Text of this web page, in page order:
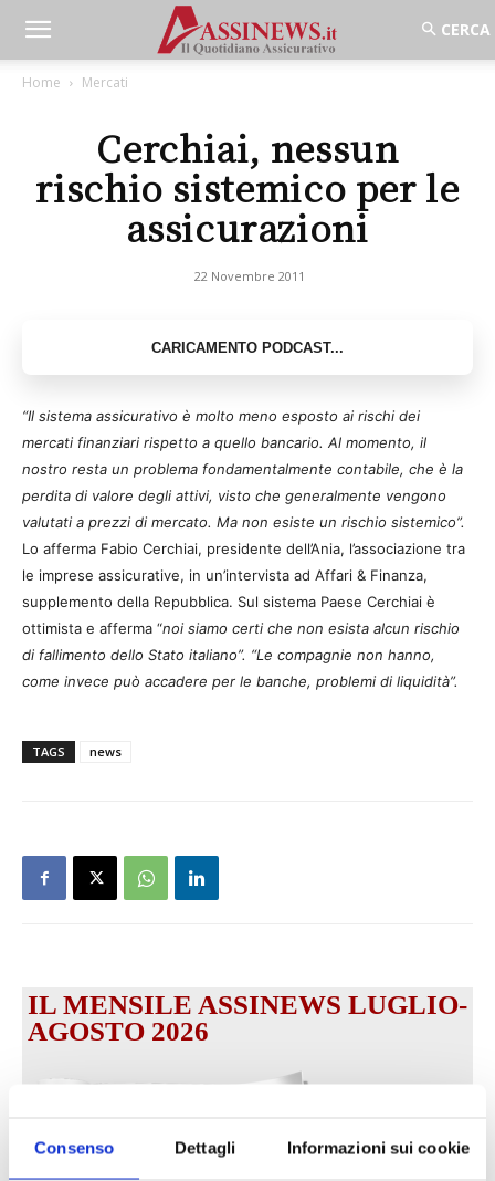
Consenso Dettagli Informazioni sui cookie
Home Mercati
Cerchiai, nessun
rischio sistemico per le
assicurazioni
22 Novembre 2011
“Il sistema assicurativo è molto meno esposto ai rischi dei
mercati finanziari rispetto a quello bancario. Al momento, il
nostro resta un problema fondamentalmente contabile, che è la
perdita di valore degli attivi, visto che generalmente vengono
valutati a prezzi di mercato. Ma non esiste un rischio sistemico”.
Lo afferma Fabio Cerchiai, presidente dell’Ania, l’associazione tra
le imprese assicurative, in un’intervista ad Affari & Finanza,
supplemento della Repubblica. Sul sistema Paese Cerchiai è
ottimista e afferma “noi siamo certi che non esista alcun rischio
di fallimento dello Stato italiano”. “Le compagnie non hanno,
come invece può accadere per le banche, problemi di liquidità”.
TAGS news
IL MENSILE ASSINEWS LUGLIO-
AGOSTO 2026